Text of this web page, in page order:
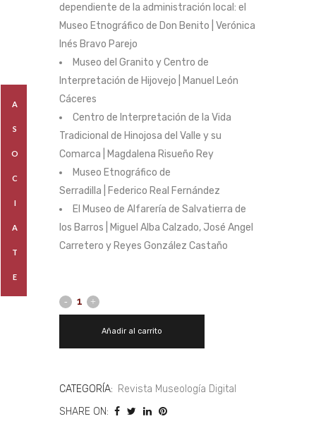
dependiente de la administración local: el
Museo Etnográfico de Don Benito | Verónica
Inés Bravo Parejo
Museo del Granito y Centro de
Interpretación de Hijovejo | Manuel León
Cáceres
Centro de Interpretación de la Vida
Tradicional de Hinojosa del Valle y su
Comarca | Magdalena Risueño Rey
Museo Etnográfico de
Serradilla | Federico Real Fernández
El Museo de Alfarería de Salvatierra de
los Barros | Miguel Alba Calzado, José Angel
Carretero y Reyes González Castaño
Añadir al carrito
CATEGORÍA: Revista Museología Digital
SHARE ON:
A
S
O
C
I
A
T
E